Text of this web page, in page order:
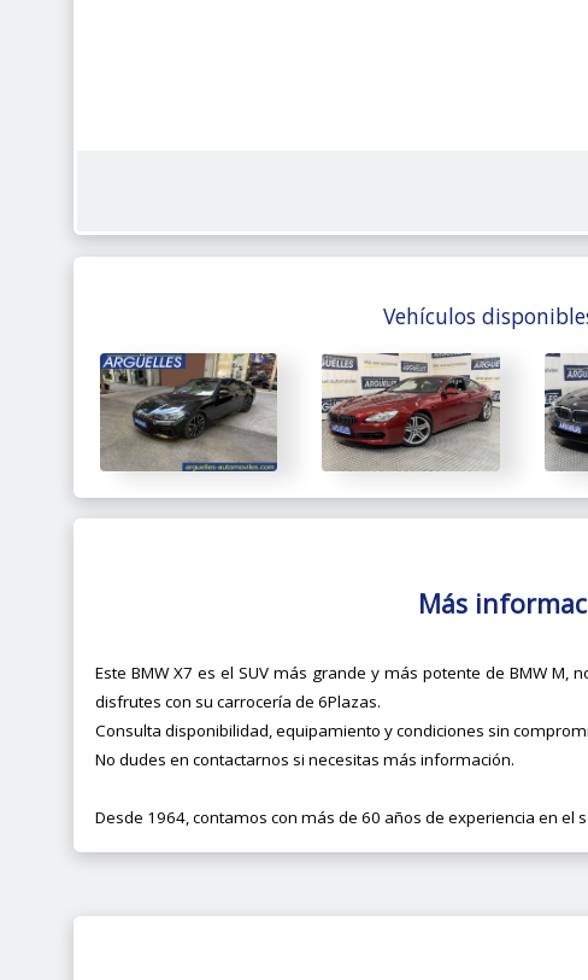
Vehículos
Más
Este BMW X7 es el SUV más grande y más potente de BMW
disfrutes con su carrocería de 6Plazas.
Consulta disponibilidad, equipamiento y condiciones sin
No dudes en contactarnos si necesitas más información.
Desde 1964, contamos con más de 60 años de experiencia en el